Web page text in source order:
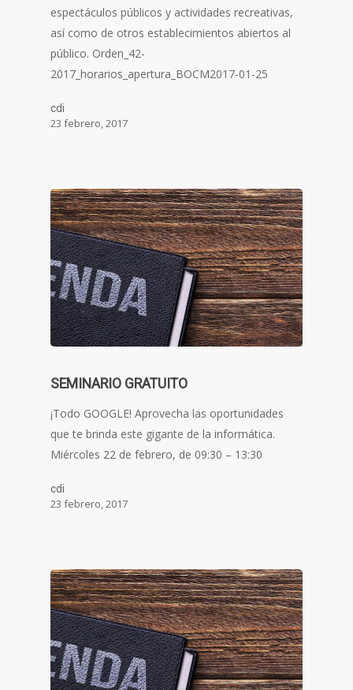
espectáculos públicos y actividades recreativas,
así como de otros establecimientos abiertos al
público. Orden_42-
2017_horarios_apertura_BOCM2017-01-25
cdi
23 febrero, 2017
SEMINARIO GRATUITO
¡Todo GOOGLE! Aprovecha las oportunidades
que te brinda este gigante de la informática.
Miércoles 22 de febrero, de 09:30 – 13:30
cdi
23 febrero, 2017